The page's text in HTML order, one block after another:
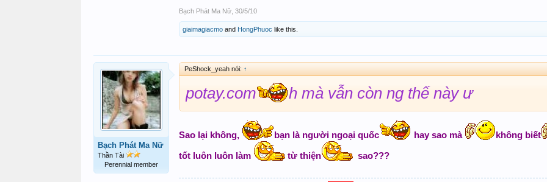
Bạch Phát Ma Nữ 30/5/10
giaimagiacmo and HongPhuoc like this.
Bạch Phát Ma Nữ
Thần Tài
Perennial member
PeShock_yeah nói: ↑
potay.com h mà vẫn còn ng thế này ư
Sao lại không, bạn là người ngoại quốc hay sao mà không biết
tốt luôn luôn làm
từ thiện sao???